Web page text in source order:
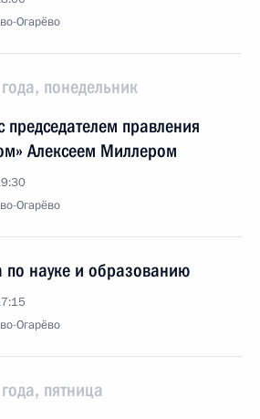
Огарёво
понедельник
председателем правления
Алексеем Миллером
Огарёво
по науке и образованию
Огарёво
пятница